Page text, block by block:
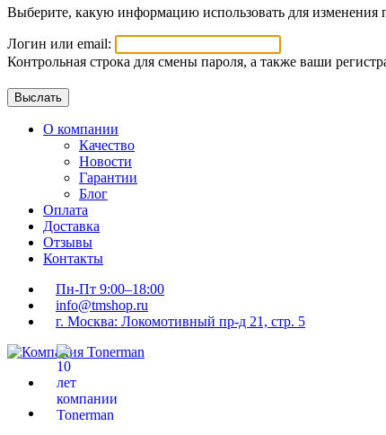
Выберите, какую информацию использовать для изменения
Логин или email:
Контрольная строка для смены пароля, а также ваши
О компании
Качество
Новости
Гарантии
Блог
Оплата
Доставка
Отзывы
Контакты
Пн-Пт 9:00–18:00
info@tmshop.ru
г. Москва: Локомотивный пр-д 21, стр. 5